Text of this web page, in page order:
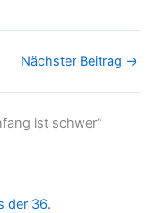
Nächster Beitrag →
ist schwer“
der 36.